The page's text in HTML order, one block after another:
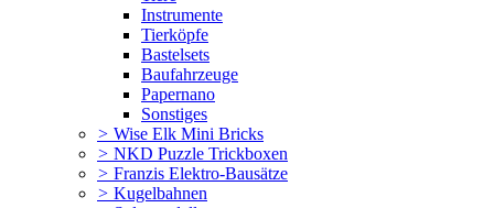
Instrumente
Tierköpfe
Bastelsets
Baufahrzeuge
Papernano
Sonstiges
> Wise Elk Mini Bricks
> NKD Puzzle Trickboxen
> Franzis Elektro-Bausätze
> Kugelbahnen